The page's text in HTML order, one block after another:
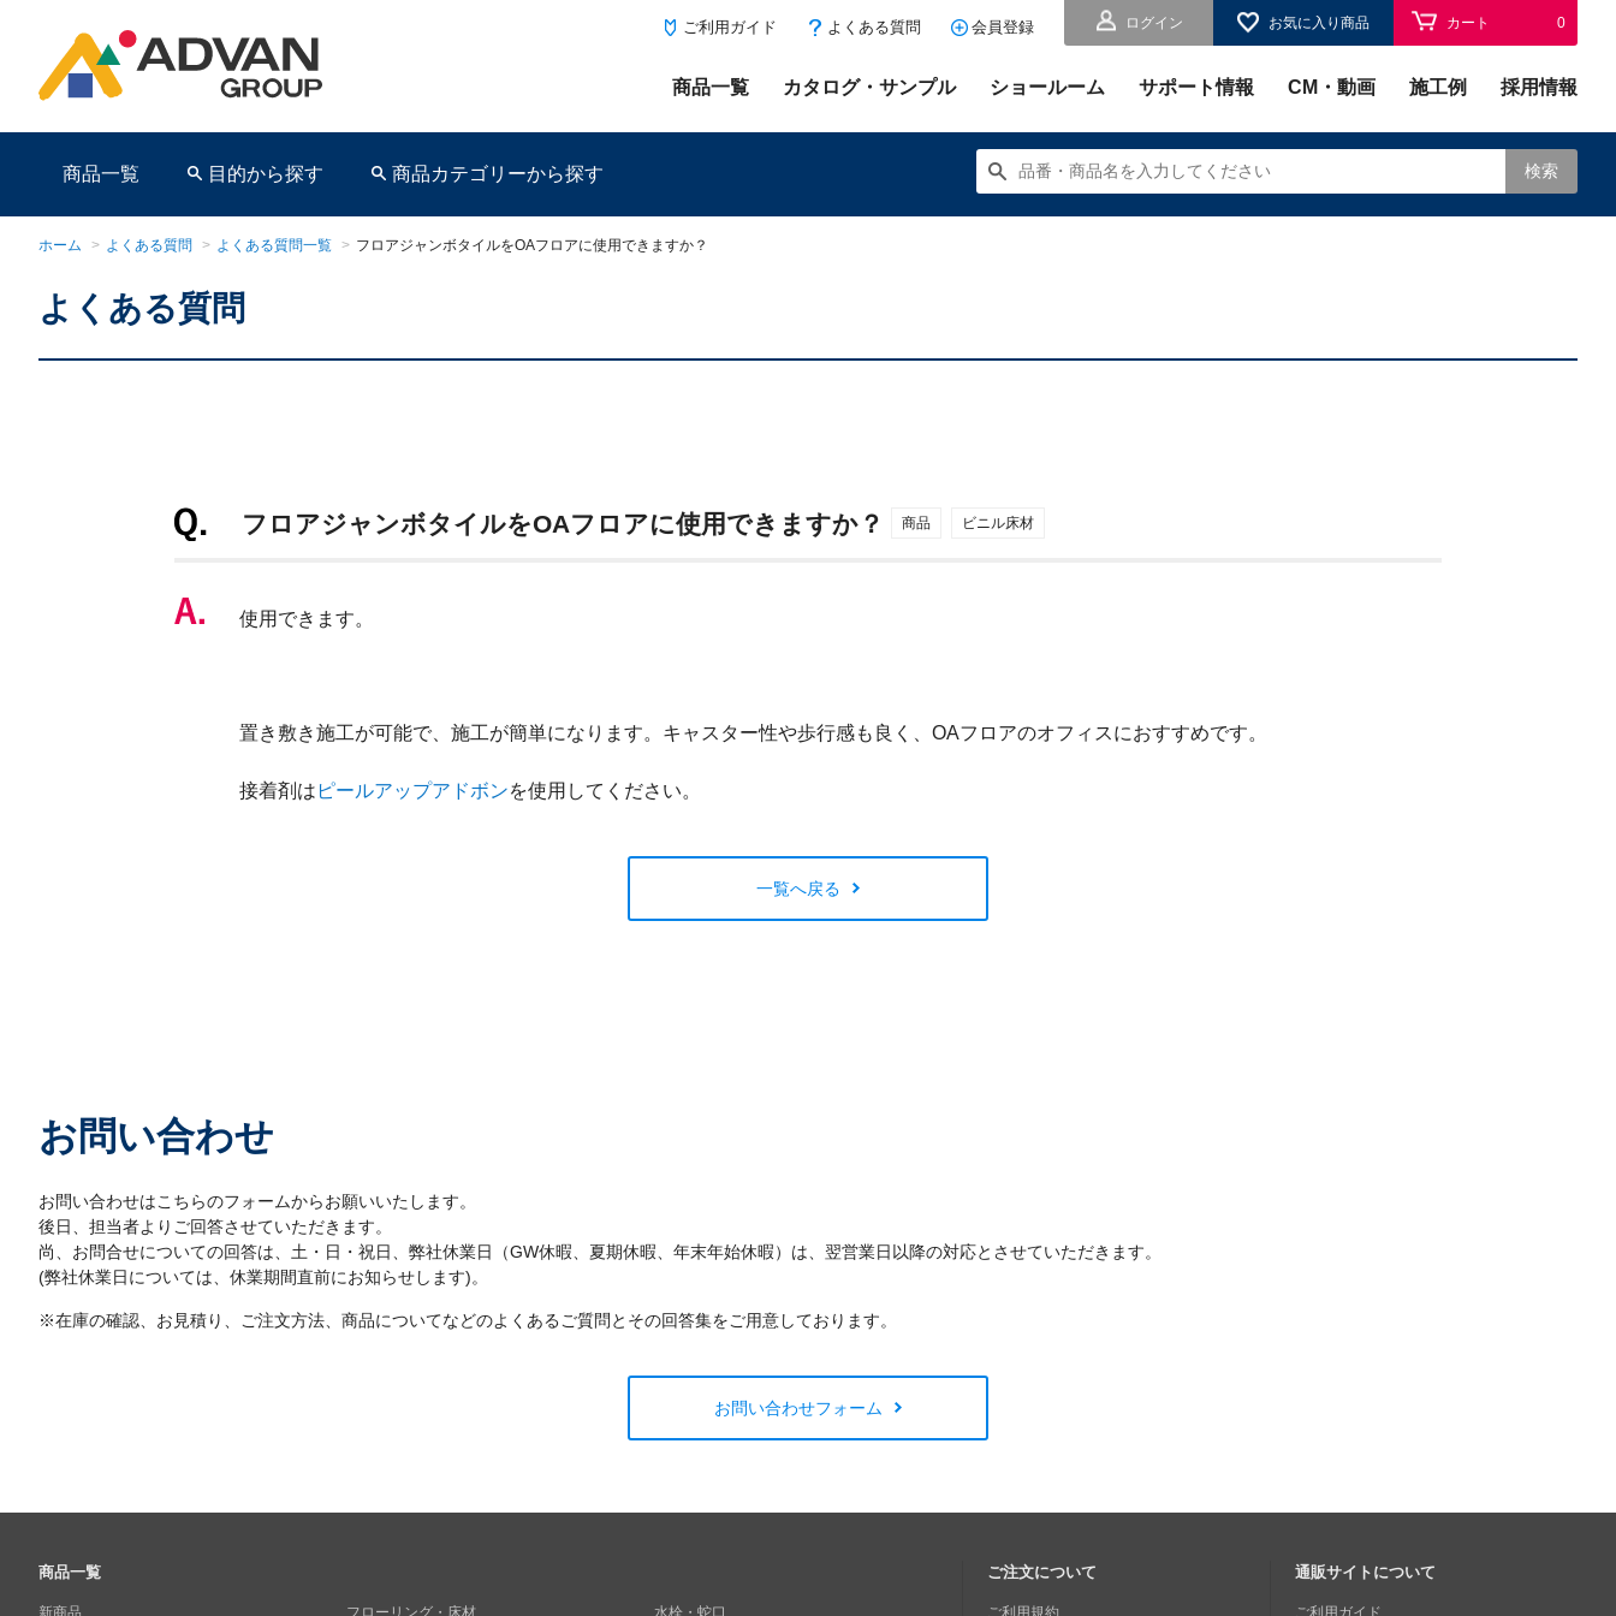
ログイン お気に入り商品 カート 0
ご利用ガイド よくある質問 会員登録
商品一覧 カタログ・サンプル ショールーム サポート情報 CM・動画 施工例 採用情報
商品一覧 目的から探す 商品カテゴリーから探す 検索
ホーム > よくある質問 > よくある質問一覧 > フロアジャンボタイルをOAフロアに使用できますか？
よくある質問
フロアジャンボタイルをOAフロアに使用できますか？ 商品 ビニル床材
使用できます。
置き敷き施工が可能で、施工が簡単になります。キャスター性や歩行感も良く、OAフロアのオフィスにおすすめです。
接着剤は ピールアップアドボンを使用してください。
一覧へ戻る
お問い合わせ
お問い合わせはこちらのフォームからお願いいたします。
後日、担当者よりご回答させていただきます。
尚、お問合せについての回答は、土・日・祝日、弊社休業日（GW休暇、夏期休暇、年末年始休暇）は、翌営業日以降の対応とさせていただきます。
(弊社休業日については、休業期間直前にお知らせします)。
※在庫の確認、お見積り、ご注文方法、商品についてなどのよくあるご質問とその回答集をご用意しております。
お問い合わせフォーム
商品一覧
新商品 フローリング・床材 水栓・蛇口
ご注文について
ご利用規約
通販サイトについて
ご利用ガイド